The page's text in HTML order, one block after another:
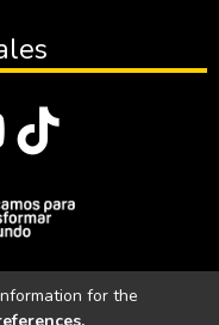
for the